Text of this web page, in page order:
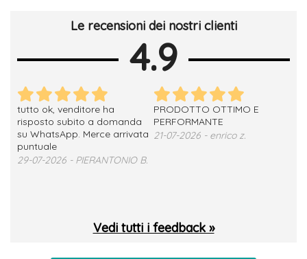
Le recensioni dei nostri clienti
4.9
tutto ok, venditore ha
risposto subito a domanda
su WhatsApp. Merce arrivata
puntuale
29-07-2026 - PIERANTONIO B.
PRODOTTO OTTIMO E
PERFORMANTE
21-07-2026 - enrico z.
Vedi tutti i feedback »